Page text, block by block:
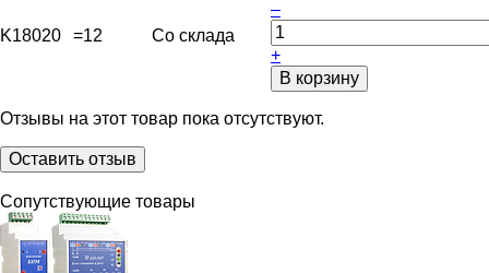
K18020 =12 Со склада
–
+
В корзину
Отзывы на этот товар пока отсутствуют.
Оставить отзыв
Сопутствующие товары